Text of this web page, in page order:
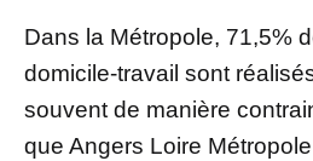
Dans la Métropole, 71,5%
domicile-travail sont
souvent de manière
que Angers Loire